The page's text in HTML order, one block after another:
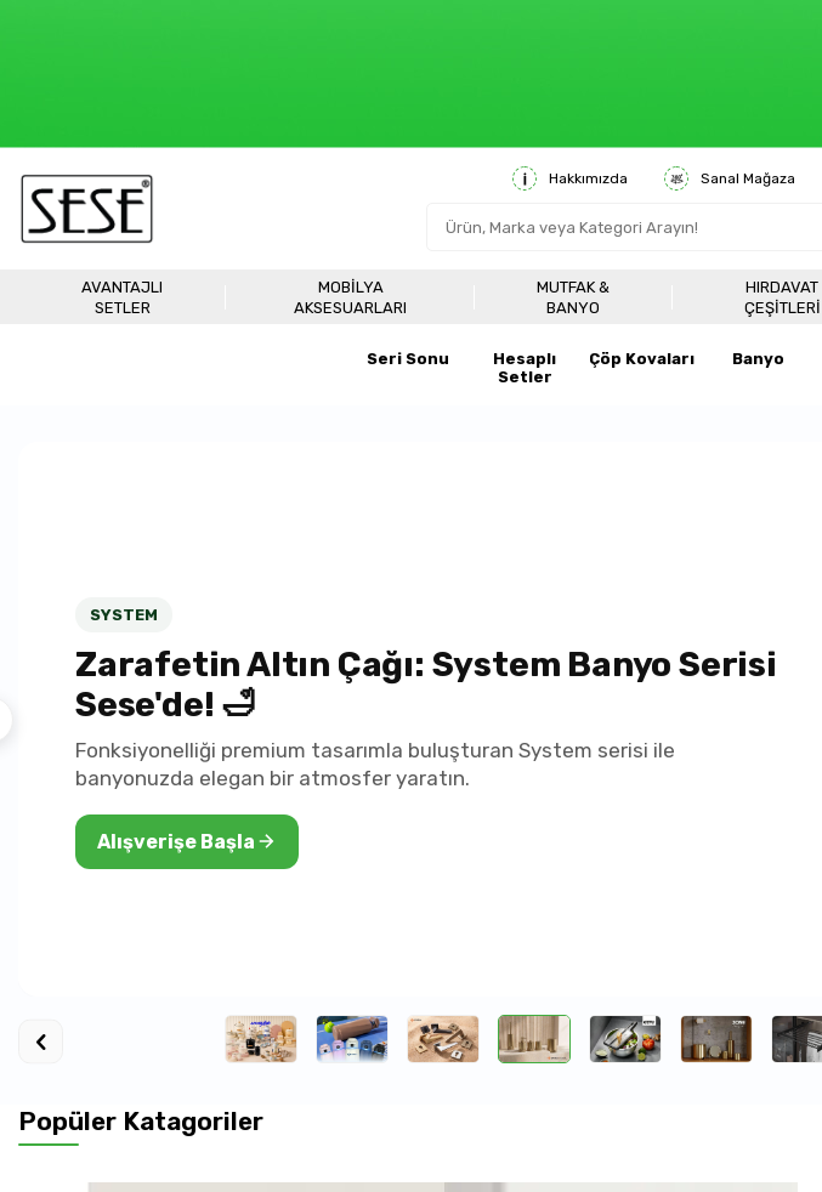
6000 TL ÜZERİ
Hakkımızda Sanal Mağaza
AVANTAJLI
SETLER
MOBILYA
AKSESUARLARI
MUTFAK &
BANYO
HIRDAVAT
ÇEŞITLERI
Seri Sonu
Hesaplı
Setler
Çöp Kovaları Banyo
SYSTEM
Zarafetin Altın Çağı: System Banyo Serisi
Sese'de! 🛁
Fonksiyonelliği premium tasarımla buluşturan System serisi ile
banyonuzda elegan bir atmosfer yaratın.
Alışverişe Başla
Popüler Katagoriler